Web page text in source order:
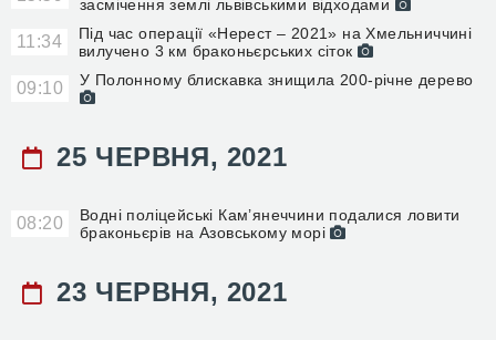
засмічення землі львівськими відходами
11:34
Під час операції «Нерест – 2021» на Хмельниччині
вилучено 3 км браконьєрських сіток
09:10 У Полонному блискавка знищила 200-річне дерево
25 ЧЕРВНЯ, 2021
08:20
Водні поліцейські Кам’янеччини подалися ловити
браконьєрів на Азовському морі
23 ЧЕРВНЯ, 2021